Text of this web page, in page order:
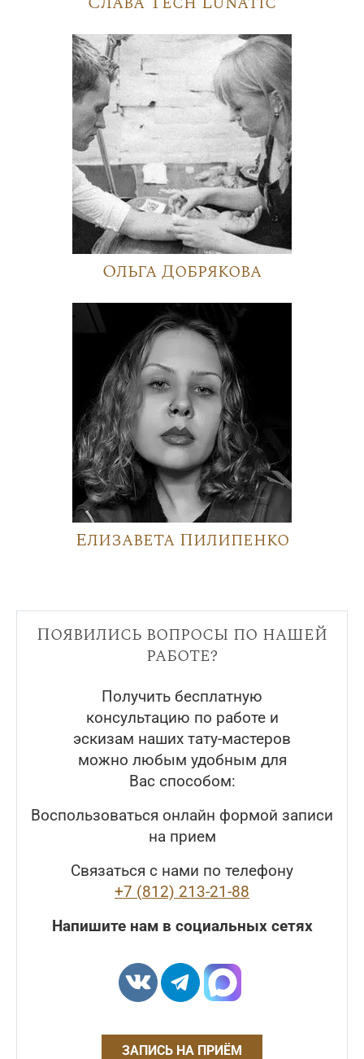
Ольга Добрякова
Елизавета Пилипенко
Появились вопросы по нашей
работе?
Получить бесплатную
консультацию по работе и
эскизам наших тату-мастеров
можно любым удобным для
Вас способом:
Воспользоваться онлайн формой записи
на прием
Связаться с нами по телефону
+7 (812) 213-21-88
Напишите нам в социальных сетях
ЗАПИСЬ НА ПРИЁМ